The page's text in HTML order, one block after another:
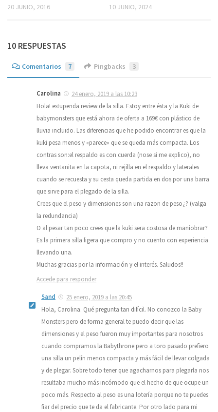
20 JUNIO, 2016 10 JUNIO, 2024
10 RESPUESTAS
Comentarios 7 Pingbacks 3
Carolina
24 enero, 2019 a las 10:23
Hola! estupenda review de la silla. Estoy entre ésta y la Kuki de
babymonsters que está ahora de oferta a 169€ con plástico de
lluvia incluido. Las diferencias que he podido encontrar es que la
kuki pesa menos y «parece» que se queda más compacta. Los
contras son:el respaldo es con cuerda (nose si me explico), no
lleva ventanita en la capota, ni rejilla en el respaldo y laterales
cuando se recuesta y su cesta queda partida en dos por una barra
que sirve para el plegado de la silla.
Crees que el peso y dimensiones son una razon de peso¿? (valga
la redundancia)
O al pesar tan poco crees que la kuki sera costosa de maniobrar?
Es la primera silla ligera que compro y no cuento con experiencia
llevando una.
Muchas gracias por la información y el interés. Saludos!!
Accede para responder
Sand
25 enero, 2019 a las 20:45
Hola, Carolina. Qué pregunta tan difícil. No conozco la Baby
Monsters pero de forma general te puedo decir que las
dimensiones y el peso fueron muy importantes para nosotros
cuando compramos la Babythrone pero a toro pasado prefiero
una silla un pelín menos compacta y más fácil de llevar colgada
y de plegar. Sobre todo tener que agacharnos para plegarla nos
resultaba mucho más incómodo que el hecho de que ocupe un
poco más. Respecto al peso es una lotería porque no te puedes
fiar del precio que te da el fabricante. Por otro lado para mi